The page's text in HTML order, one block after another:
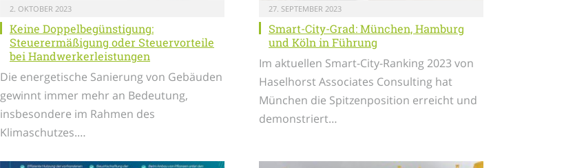
2. OKTOBER 2023
Keine Doppelbegünstigung:
Steuerermäßigung oder Steuervorteile
bei Handwerkerleistungen
Die energetische Sanierung von Gebäuden
gewinnt immer mehr an Bedeutung,
insbesondere im Rahmen des
Klimaschutzes.…
27. SEPTEMBER 2023
Smart-City-Grad: München, Hamburg
und Köln in Führung
Im aktuellen Smart-City-Ranking 2023 von
Haselhorst Associates Consulting hat
München die Spitzenposition erreicht und
demonstriert…